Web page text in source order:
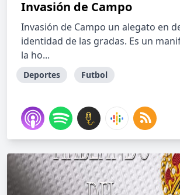
Invasión de Campo
Invasión de Campo un alegato en
identidad de las gradas. Es un
la ho...
Deportes Futbol